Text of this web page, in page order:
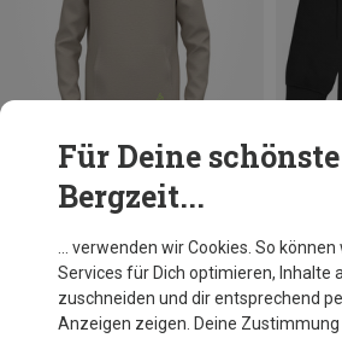
Herren Active 365 Knit Hoodie
109,95 €
M L XL
Für Deine schönste
Bergzeit...
… verwenden wir Cookies. So
Services für Dich optimieren, Inhalte
zuschneiden und dir entsprechend
Anzeigen zeigen. Deine